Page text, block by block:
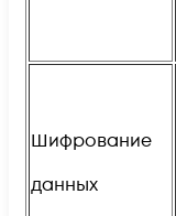
Шифрование
данных